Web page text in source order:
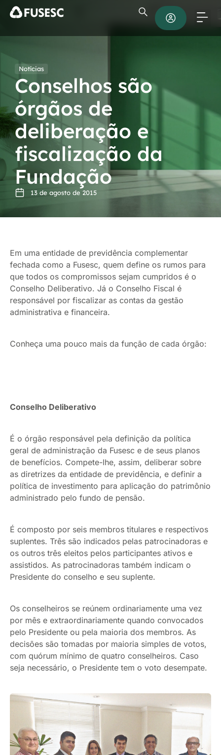
Notícias
Conselhos são
órgãos de
deliberação e
fiscalização da
Fundação
13 de agosto de 2015
Em uma entidade de previdência complementar
fechada como a Fusesc, quem define os rumos para
que todos os compromissos sejam cumpridos é o
Conselho Deliberativo. Já o Conselho Fiscal é
responsável por fiscalizar as contas da gestão
administrativa e financeira.
Conheça uma pouco mais da função de cada órgão:
Conselho Deliberativo
É o órgão responsável pela definição da política
geral de administração da Fusesc e de seus planos
de benefícios. Compete-lhe, assim, deliberar sobre
as diretrizes da entidade de previdência, e definir a
política de investimento para aplicação do patrimônio
administrado pelo fundo de pensão.
É composto por seis membros titulares e respectivos
suplentes. Três são indicados pelas patrocinadoras e
os outros três eleitos pelos participantes ativos e
assistidos. As patrocinadoras também indicam o
Presidente do conselho e seu suplente.
Os conselheiros se reúnem ordinariamente uma vez
por mês e extraordinariamente quando convocados
pelo Presidente ou pela maioria dos membros. As
decisões são tomadas por maioria simples de votos,
com quórum mínimo de quatro conselheiros. Caso
seja necessário, o Presidente tem o voto desempate.